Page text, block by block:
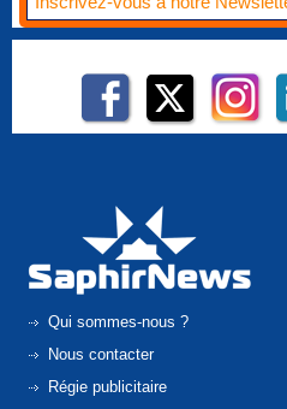
Qui sommes-nous ?
Nous contacter
Régie publicitaire